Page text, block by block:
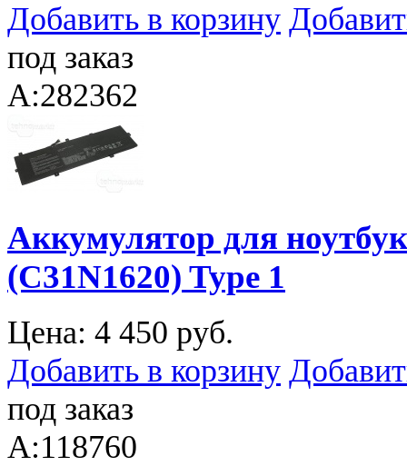
Добавить в корзину
под заказ
A:282362
Аккумулятор для
(C31N1620) Type 1
Цена: 4 450 руб.
Добавить в корзину
под заказ
A:118760